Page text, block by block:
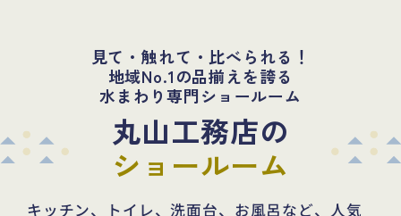
見て・触れて・比べられる！
地域No.1の品揃えを誇る
水まわり専門ショールーム
丸山工務店の
ショールーム
キッチン、トイレ、洗面台、お風呂など、 人気